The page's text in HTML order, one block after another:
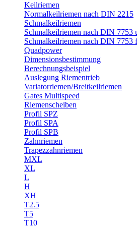
Keilriemen
Normalkeilriemen nach DIN 2215
Schmalkeilriemen
Schmalkeilriemen nach DIN 7753
Schmalkeilriemen nach DIN 7753
Quadpower
Dimensionsbestimmung
Berechnungsbeispiel
Auslegung Riementrieb
Variatorriemen/Breitkeilriemen
Gates Multispeed
Riemenscheiben
Profil SPZ
Profil SPA
Profil SPB
Zahnriemen
Trapezzahnriemen
MXL
XL
L
H
XH
T2.5
T5
T10